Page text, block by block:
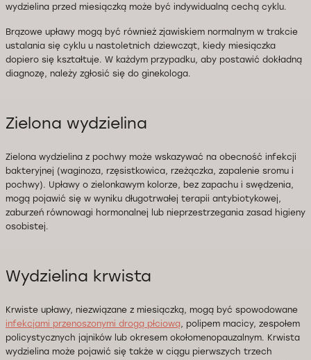
wydzielina przed miesiączką może być indywidualną cechą cyklu.
Brązowe upławy mogą być również zjawiskiem normalnym w trakcie
ustalania się cyklu u nastoletnich dziewcząt, kiedy miesiączka
dopiero się kształtuje. W każdym przypadku, aby postawić dokładną
diagnozę, należy zgłosić się do ginekologa.
Zielona wydzielina
Zielona wydzielina z pochwy może wskazywać na obecność infekcji
bakteryjnej (waginoza, rzęsistkowica, rzeżączka, zapalenie sromu i
pochwy). Upławy o zielonkawym kolorze, bez zapachu i swędzenia,
mogą pojawić się w wyniku długotrwałej terapii antybiotykowej,
zaburzeń równowagi hormonalnej lub nieprzestrzegania zasad higieny
osobistej.
Wydzielina krwista
Krwiste upławy, niezwiązane z miesiączką, mogą być spowodowane
infekcjami przenoszonymi drogą płciową, polipem macicy, zespołem
policystycznych jajników lub okresem okołomenopauzalnym. Krwista
wydzielina może pojawić się także w ciągu pierwszych trzech